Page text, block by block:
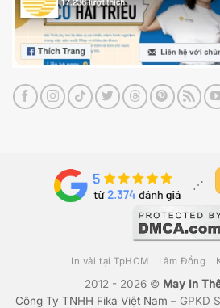
⋰ ​
In vải tại TpHCM Lâm Đồng
2012 - 2026 © May In
Công Ty TNHH Fika Việt Nam – GPKD